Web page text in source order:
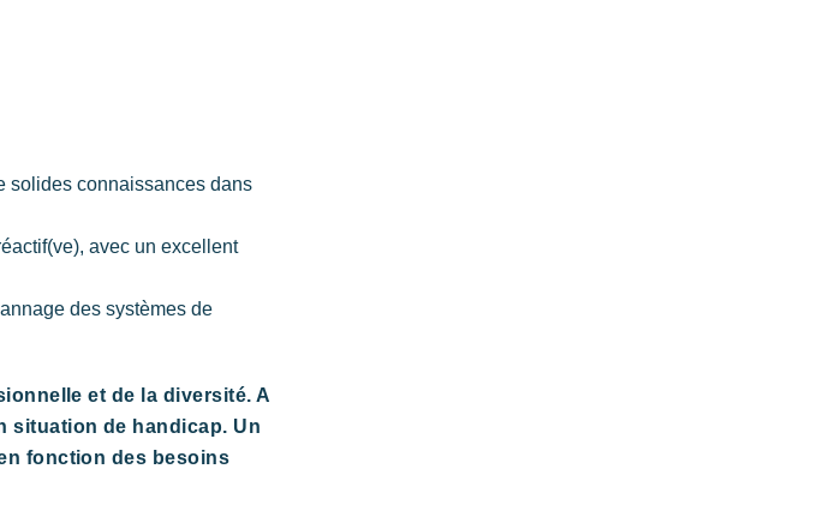
solides connaissances dans
avec un excellent
des systèmes de
et de la diversité. A
situation de handicap. Un
fonction des besoins